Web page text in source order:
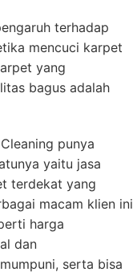
terhadap
mencuci karpet
yang
bagus adalah
punya
yaitu jasa
terdekat yang
macam klien ini
harga
dan
serta bisa